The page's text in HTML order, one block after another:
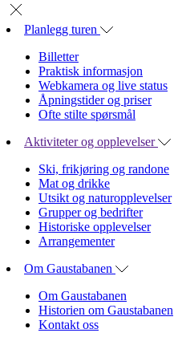
Planlegg turen
Billetter
Praktisk informasjon
Webkamera og live status
Åpningstider og priser
Ofte stilte spørsmål
Aktiviteter og opplevelser
Ski, frikjøring og randone
Mat og drikke
Utsikt og naturopplevelser
Grupper og bedrifter
Historiske opplevelser
Arrangementer
Om Gaustabanen
Om Gaustabanen
Historien om Gaustabanen
Kontakt oss